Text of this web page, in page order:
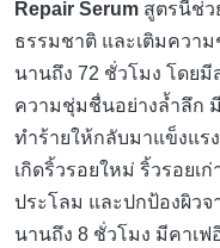
Repair Serum สูตรนี้ช่ว
ธรรมชาติ และเติมควา
นานถึง 72 ชั่วโมง โดย
ความชุ่มชื่นอย่างล้ำลึก
ทำร้ายให้กลับมาแข็งแร
เกิดริ้วรอยใหม่ ริ้วรอยเ
ประโลม และปกป้องผิว
นานถึง 8 ชั่วโมง มีคาเ